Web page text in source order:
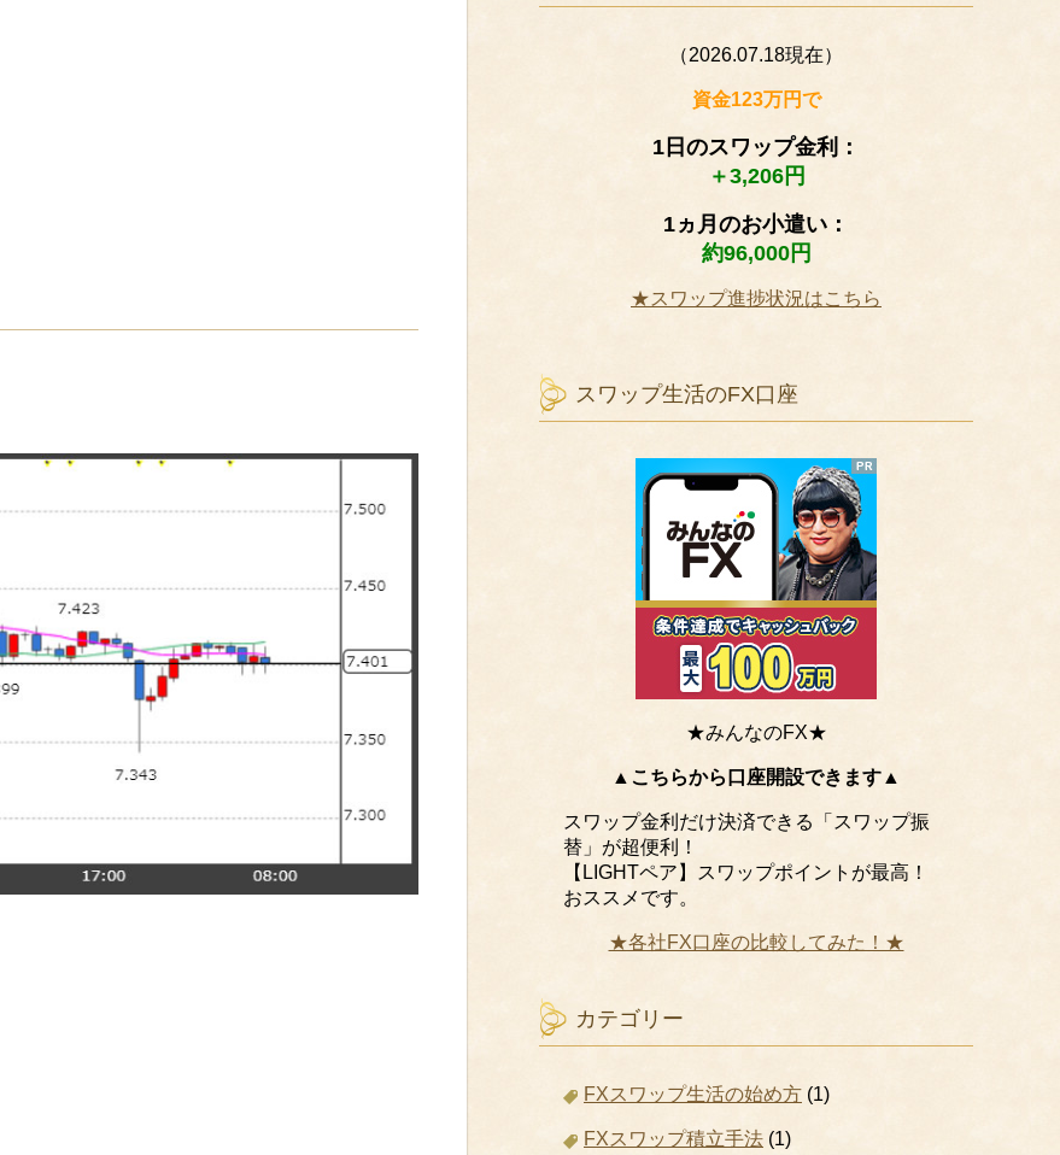
（2026.07.18現在）
資金123万円で
1日のスワップ金利：
＋3,206円
1ヵ月のお小遣い：
約96,000円
★スワップ進捗状況はこちら
スワップ生活のFX口座
★みんなのFX★
▲こちらから口座開設できます▲
スワップ金利だけ決済できる「スワップ振
替」が超便利！
【LIGHTペア】スワップポイントが最高！
おススメです。
★各社FX口座の比較してみた！★
カテゴリー
FXスワップ生活の始め方 (1)
FXスワップ積立手法 (1)